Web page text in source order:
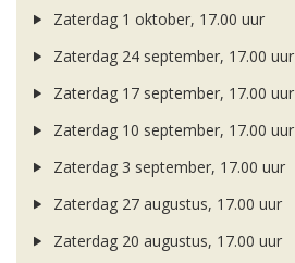
Zaterdag 1 oktober, 17.00 uur
Zaterdag 24 september, 17.00 uur
Zaterdag 17 september, 17.00 uur
Zaterdag 10 september, 17.00 uur
Zaterdag 3 september, 17.00 uur
Zaterdag 27 augustus, 17.00 uur
Zaterdag 20 augustus, 17.00 uur